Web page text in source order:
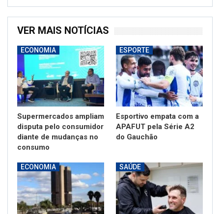
VER MAIS NOTÍCIAS
ECONOMIA
Supermercados ampliam
disputa pelo consumidor
diante de mudanças no
consumo
ESPORTE
Esportivo empata com a
APAFUT pela Série A2
do Gauchão
ECONOMIA SAÚDE